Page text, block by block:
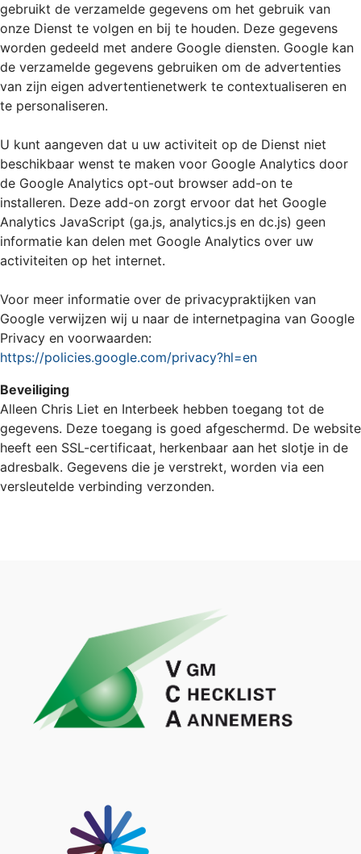
gebruikt de verzamelde gegevens om het gebruik van
onze Dienst te volgen en bij te houden. Deze gegevens
worden gedeeld met andere Google diensten. Google kan
de verzamelde gegevens gebruiken om de advertenties
van zijn eigen advertentienetwerk te contextualiseren en
te personaliseren.
U kunt aangeven dat u uw activiteit op de Dienst niet
beschikbaar wenst te maken voor Google Analytics door
de Google Analytics opt-out browser add-on te
installeren. Deze add-on zorgt ervoor dat het Google
Analytics JavaScript (ga.js, analytics.js en dc.js) geen
informatie kan delen met Google Analytics over uw
activiteiten op het internet.
Voor meer informatie over de privacypraktijken van
Google verwijzen wij u naar de internetpagina van Google
Privacy en voorwaarden:
https://policies.google.com/privacy?hl=en
Beveiliging
Alleen Chris Liet en Interbeek hebben toegang tot de
gegevens. Deze toegang is goed afgeschermd. De website
heeft een SSL-certificaat, herkenbaar aan het slotje in de
adresbalk. Gegevens die je verstrekt, worden via een
versleutelde verbinding verzonden.